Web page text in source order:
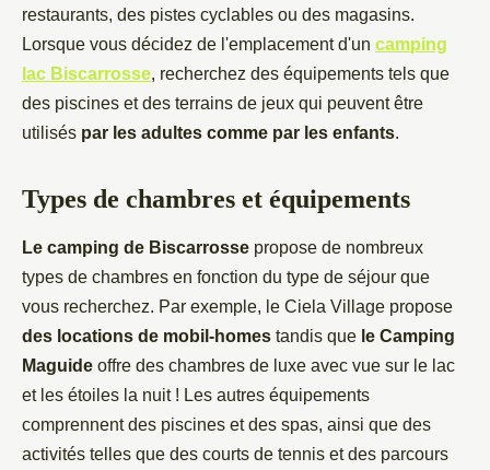
restaurants, des pistes cyclables ou des magasins.
Lorsque vous décidez de l'emplacement d'un camping
lac Biscarrosse, recherchez des équipements tels que
des piscines et des terrains de jeux qui peuvent être
utilisés par les adultes comme par les enfants.
Types de chambres et équipements
Le camping de Biscarrosse propose de nombreux
types de chambres en fonction du type de séjour que
vous recherchez. Par exemple, le Ciela Village propose
des locations de mobil-homes tandis que le Camping
Maguide offre des chambres de luxe avec vue sur le lac
et les étoiles la nuit ! Les autres équipements
comprennent des piscines et des spas, ainsi que des
activités telles que des courts de tennis et des parcours